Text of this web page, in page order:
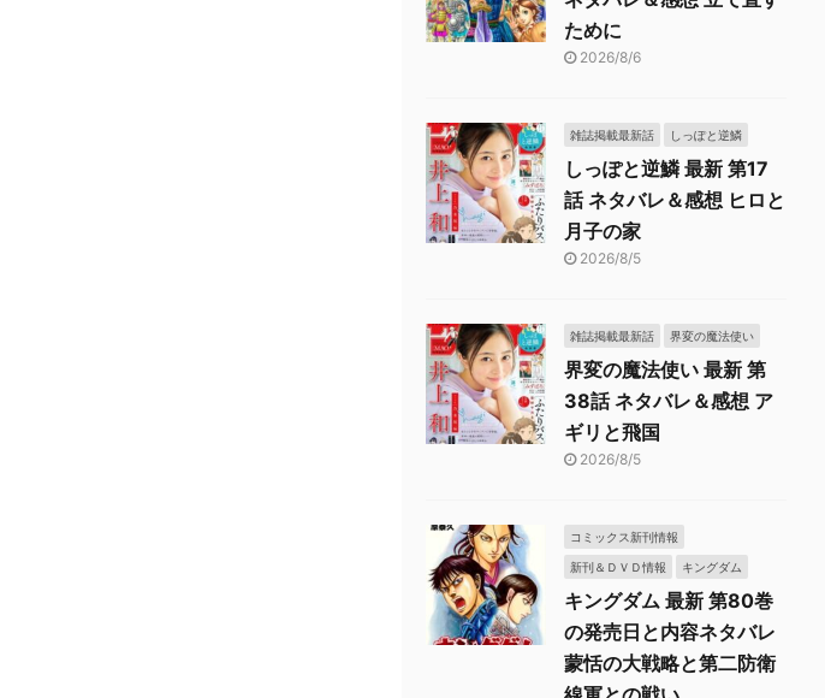
ために
2026/8/6
雑誌掲載最新話 しっぽと逆鱗
しっぽと逆鱗 最新 第17
話 ネタバレ＆感想 ヒロと
月子の家
2026/8/5
雑誌掲載最新話 界変の魔法使い
界変の魔法使い 最新 第
38話 ネタバレ＆感想 ア
ギリと飛国
2026/8/5
コミックス新刊情報
新刊＆ＤＶＤ情報 キングダム
キングダム 最新 第80巻
の発売日と内容ネタバレ
蒙恬の大戦略と第二防衛